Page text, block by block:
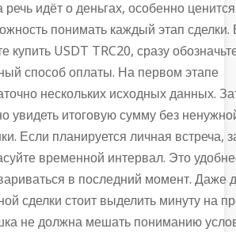
речь идёт о деньгах, особенно ценится
понимать каждый этап
купить USDT TRC20, сразу
способ оплаты. На первом этапе
нескольких исходных данных.
увидеть итоговую сумму без
Если планируется личная встреча,
временной интервал. Это
в последний момент. Даже
сделки стоит выделить минуту на
не должна мешать пониманию